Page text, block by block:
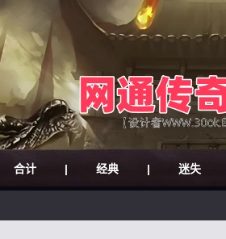
合计 | 经典 | 迷失